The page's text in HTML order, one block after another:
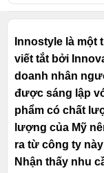
Innostyle là
viết tắt bởi
doanh nhân
được sáng lập
phẩm có chất
lượng của Mỹ
ra từ công ty
Nhận thấy nhu